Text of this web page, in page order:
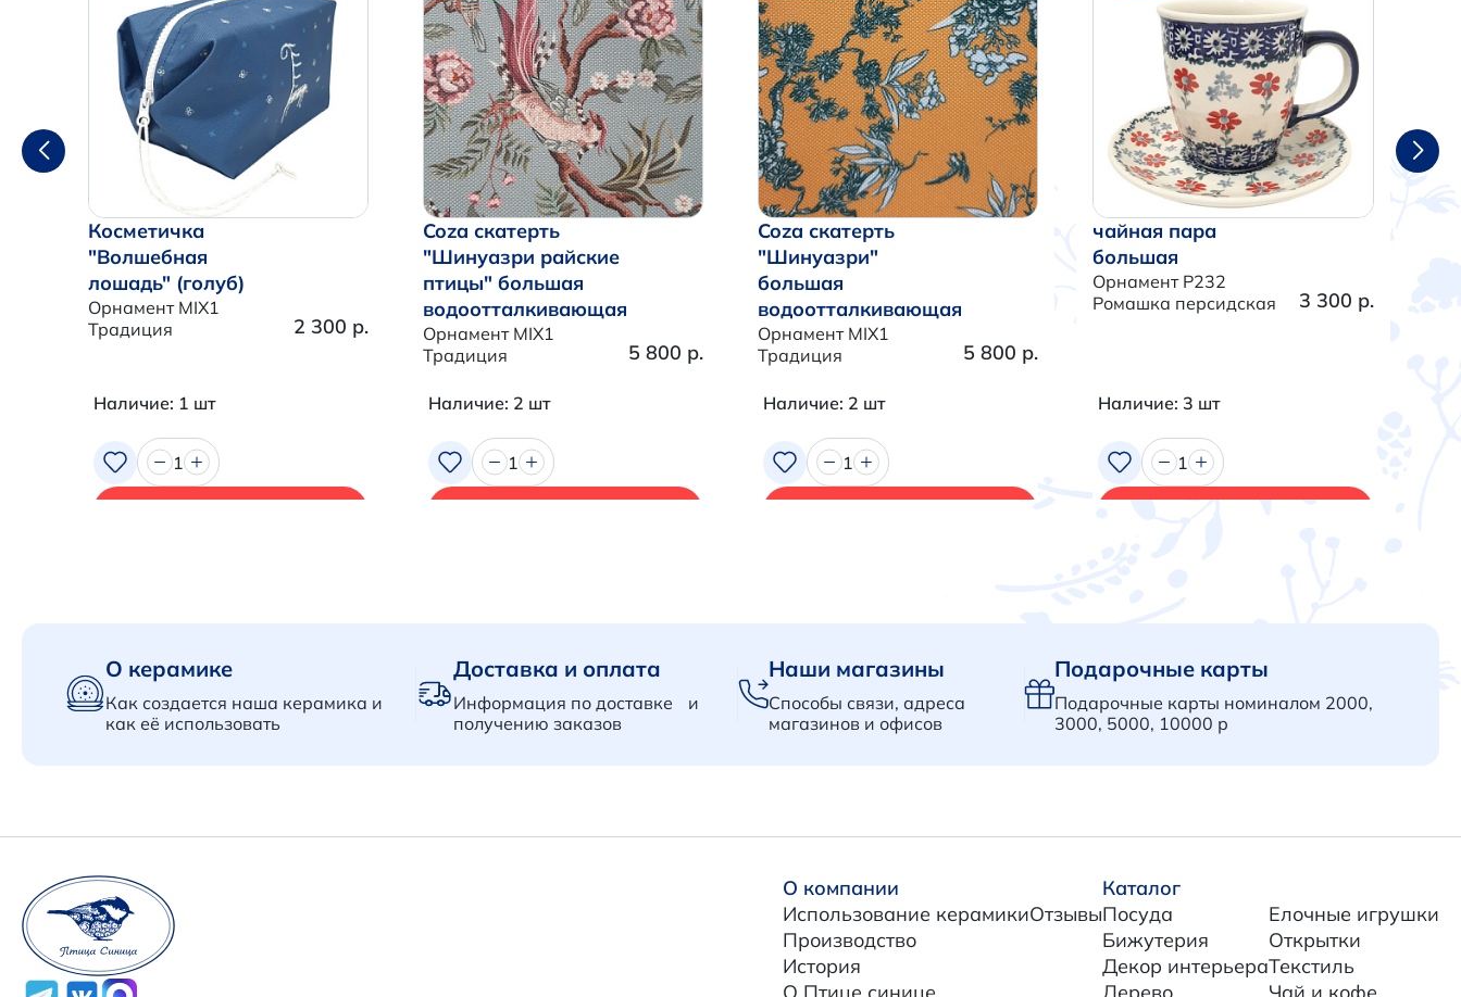
Косметичка
"Волшебная
лошадь" (голуб)
Орнамент MIX1
Традиция
2 300 р.
Наличие: 1 шт
1
Coza скатерть
"Шинуазри райские
птицы" большая
водоотталкивающая
Орнамент MIX1
Традиция
5 800 р.
Наличие: 2 шт
1
Coza скатерть
"Шинуазри"
большая
водоотталкивающая
Орнамент MIX1
Традиция
5 800 р.
Наличие: 2 шт
1
чайная пара
большая
Орнамент P232
Ромашка персидская
3 300 р.
Наличие: 3 шт
1
О керамике
Как создается наша керамика и
как её использовать
Доставка и оплата
Информация по доставке и
получению заказов
Наши магазины
Способы связи, адреса
магазинов и офисов
Подарочные карты
Подарочные карты номиналом 2000,
3000, 5000, 10000 р
О компании
Использование керамики
Производство
История
О Птице синице
Отзывы
Каталог
Посуда
Бижутерия
Декор интерьера
Дерево
Елочные игрушки
Открытки
Текстиль
Чай и кофе